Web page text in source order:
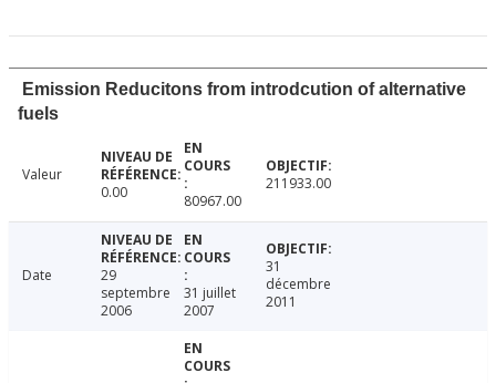
Emission Reducitons from introdcution of alternative
fuels
Valeur
0.00
80967.00
211933.00
Date
29
septembre
2006
31 juillet
2007
31
décembre
2011